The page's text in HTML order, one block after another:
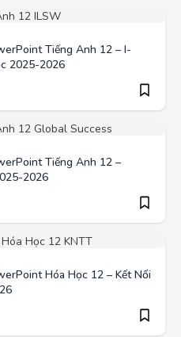
Tiếng Anh 12 – I-
2025-2026
Tiếng Anh 12 –
2026
Hóa Học 12 – Kết Nối